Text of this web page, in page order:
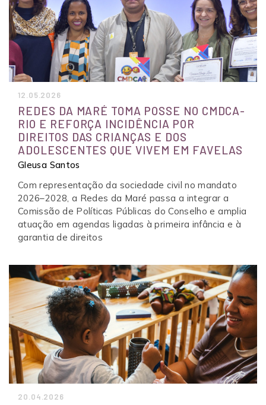
12.05.2026
REDES DA MARÉ TOMA POSSE NO CMDCA-
RIO E REFORÇA INCIDÊNCIA POR
DIREITOS DAS CRIANÇAS E DOS
ADOLESCENTES QUE VIVEM EM FAVELAS
Gleusa Santos
Com representação da sociedade civil no mandato
2026–2028, a Redes da Maré passa a integrar a
Comissão de Políticas Públicas do Conselho e amplia
atuação em agendas ligadas à primeira infância e à
garantia de direitos
20.04.2026